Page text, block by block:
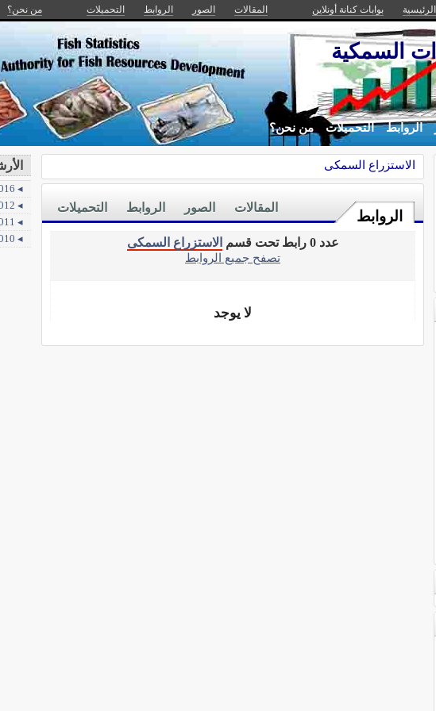
بوابات كنانة أونلاين المقالات الصور الروابط التحميلات من نحن؟
السمكية
الروابط التحميلات من نحن؟
الاستزراع السمكى
الروابط
التحميلات الروابط الصور المقالات
عدد 0 رابط تحت قسم
الاستزراع السمكى
تصفح جميع الروابط
لا يوجد
◂ 2016
◂ 2012
◂ 2011
◂ 2010